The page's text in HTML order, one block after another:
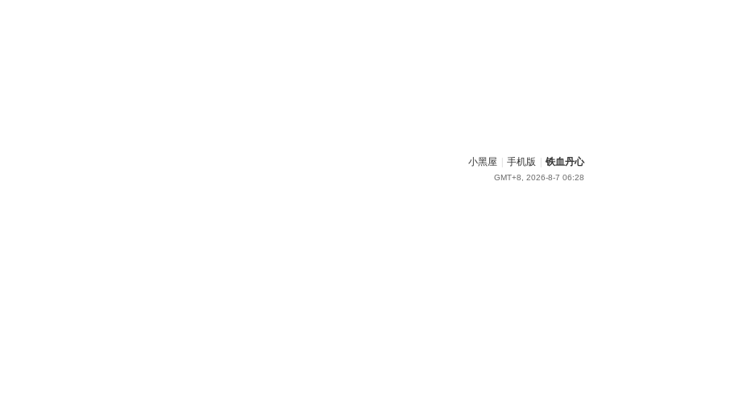
小黑屋 手机版 铁血丹心
GMT+8, 2026-8-7 06:28